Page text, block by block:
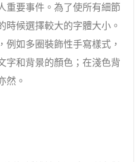
重要事件。為了使所有細節
時候選擇較大的字體大小。
如多圈裝飾性手寫樣式，
字和背景的顏色；在淺色背
然。